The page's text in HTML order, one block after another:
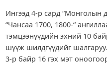
Ингээд 4-р сард “Монголын
“Чансаа 1700, 1800-“
тэмцээнүүдийн эхний 10
шүүж шилдгүүдийг
3-р байр 16 гэх мэт